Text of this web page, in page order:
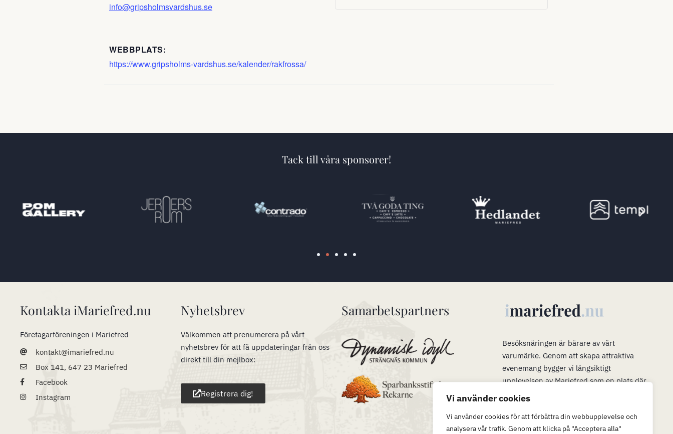
Vi använder cookies
Vi använder cookies för att förbättra din webbupplevelse och
analysera vår trafik. Genom att klicka på "Acceptera alla"
info@gripsholmsvardshus.se
WEBBPLATS:
https://www.gripsholms-vardshus.se/kalender/rakfrossa/
Tack till våra sponsorer!
Kontakta iMariefred.nu
Företagarföreningen i Mariefred
kontakt@imariefred.nu
Box 141, 647 23 Mariefred
Facebook
Instagram
Nyhetsbrev
Välkommen att prenumerera på vårt
nyhetsbrev för att få uppdateringar från oss
direkt till din mejlbox:
Registrera dig!
Samarbetspartners
Besöksnäringen är bärare av vårt
varumärke. Genom att skapa attraktiva
evenemang bygger vi långsiktigt
upplevelsen av Mariefred som en plats där
man vill bo, verka och leva. Våra evenemang
besök. När många är i Mariefred kan vi
passa på att marknadsföra möjligheterna att